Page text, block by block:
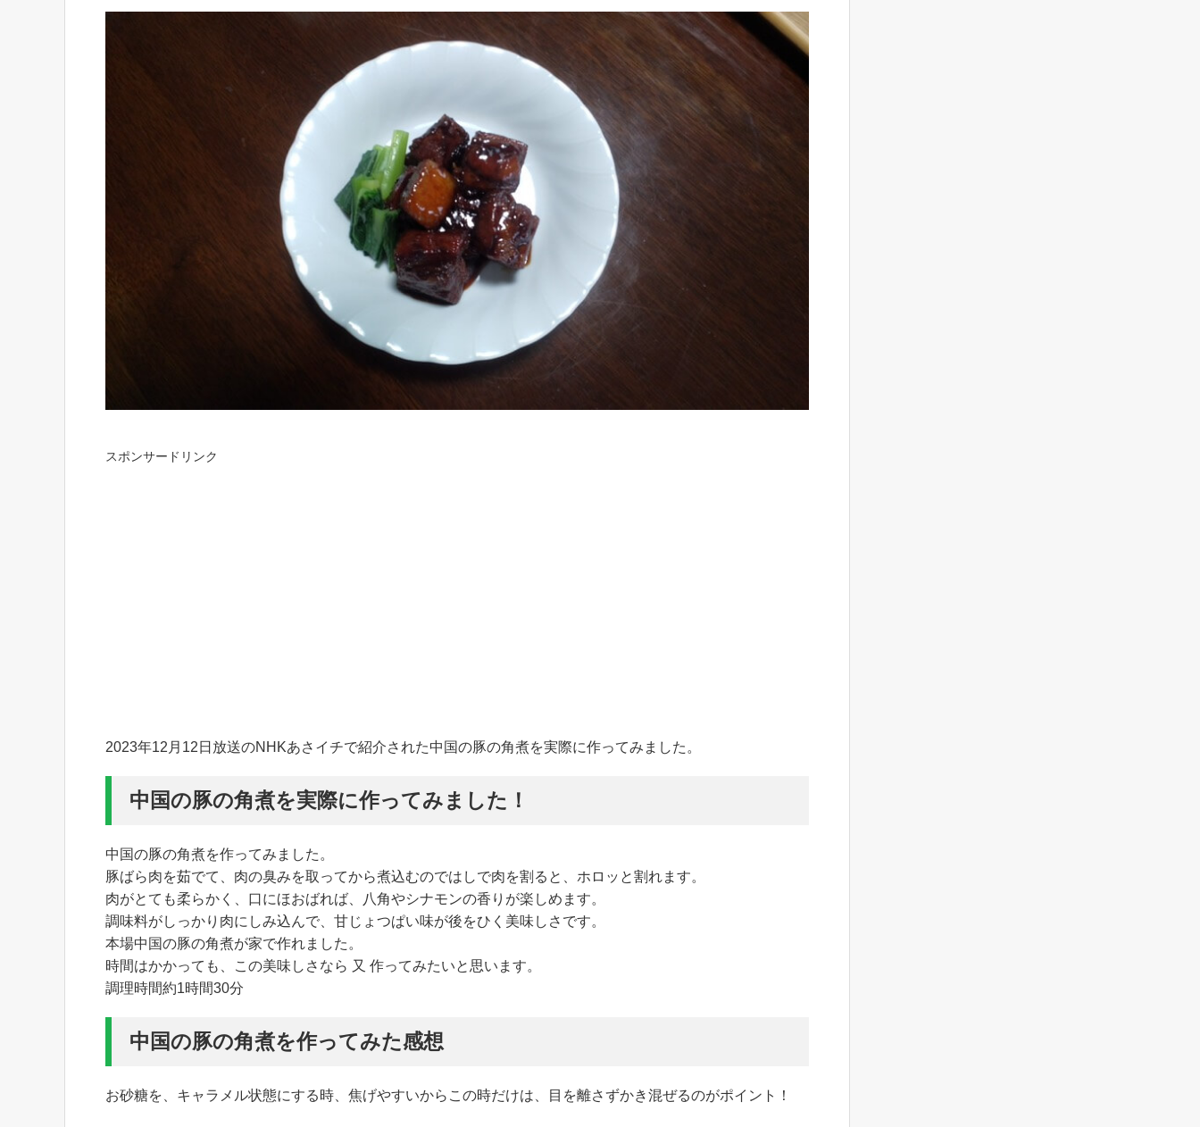
スポンサードリンク
2023年12月12日放送のNHKあさイチで紹介された中国の豚の角煮を実際に作ってみました。
中国の豚の角煮を実際に作ってみました！
中国の豚の角煮を作ってみました。
豚ばら肉を茹でて、肉の臭みを取ってから煮込むのではしで肉を割ると、ホロッと割れます。
肉がとても柔らかく、口にほおばれば、八角やシナモンの香りが楽しめます。
調味料がしっかり肉にしみ込んで、甘じょつぱい味が後をひく美味しさです。
本場中国の豚の角煮が家で作れました。
時間はかかっても、この美味しさなら 又 作ってみたいと思います。
調理時間約1時間30分
中国の豚の角煮を作ってみた感想
お砂糖を、キャラメル状態にする時、焦げやすいからこの時だけは、目を離さずかき混ぜるのがポイント！